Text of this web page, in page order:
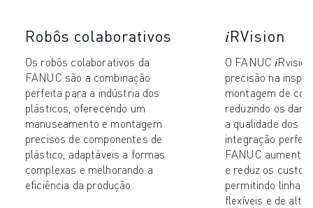
Robôs colaborativos
Os robôs colaborativos da
FANUC são a combinação
perfeita para a indústria dos
plásticos, oferecendo um
manuseamento e montagem
precisos de componentes de
plástico, adaptáveis a formas
complexas e melhorando a
eficiência da produção.
𝑖RVision
O FANUC
precisão na
montagem de
reduzindo os
a qualidade dos
integração
FANUC aumenta
e reduz os custos
permitindo linhas
flexíveis e de alta